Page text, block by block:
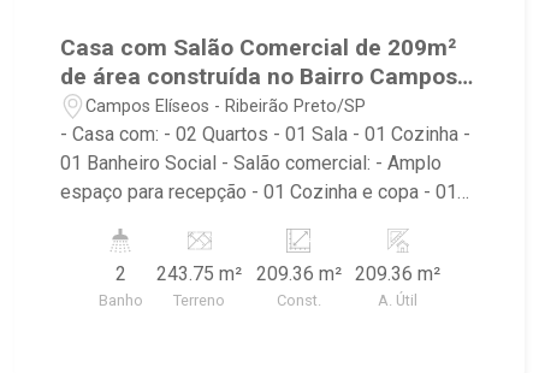
Casa com Salão Comercial de 209m²
de área construída no Bairro Campos
Elíseos!
Campos Elíseos - Ribeirão Preto/SP
- Casa com: - 02 Quartos - 01 Sala - 01 Cozinha -
01 Banheiro Social - Salão comercial: - Amplo
espaço para recepção - 01 Cozinha e copa - 01
Piso em cera - Portas em Aço. Casa/Salão
Comercial com 209 m² de área construída em
avenida de grande fluxo de veículos e pedestres,
2
Banho
243.75 m²
Terreno
209.36 m²
Const.
209.36 m²
A. Útil